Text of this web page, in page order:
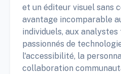
et un éditeur visuel sans
avantage incomparable
individuels, aux
passionnés de
l'accessibilité, la
collaboration